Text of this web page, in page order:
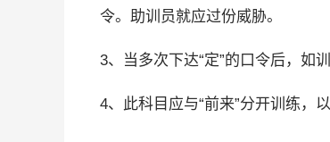
令。助训员就应过份威胁。
3、当多次下达“定”的口令后，如
4、此科目应与“前来”分开训练，